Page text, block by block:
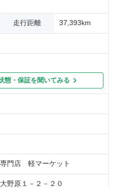
走行距離 37,393km
態・保証を聞いてみる
門店 軽マーケット
野原１－２－２０